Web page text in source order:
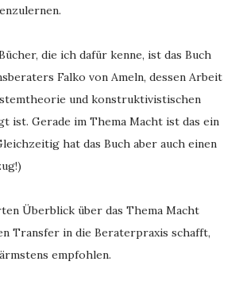
die ich dafür kenne, ist das Buch
Falko von Ameln, dessen Arbeit
und konstruktivistischen
ist. Gerade im Thema Macht ist das ein
hat das Buch aber auch einen
Überblick über das Thema Macht
Transfer in die Beraterpraxis schafft,
empfohlen.